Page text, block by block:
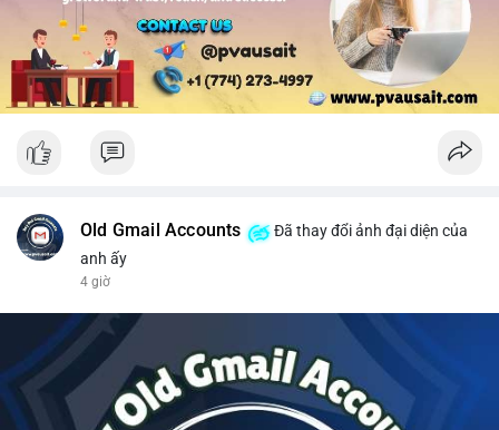
Old Gmail Accounts
Đã thay đổi ảnh đại diện của
anh ấy
4 giờ